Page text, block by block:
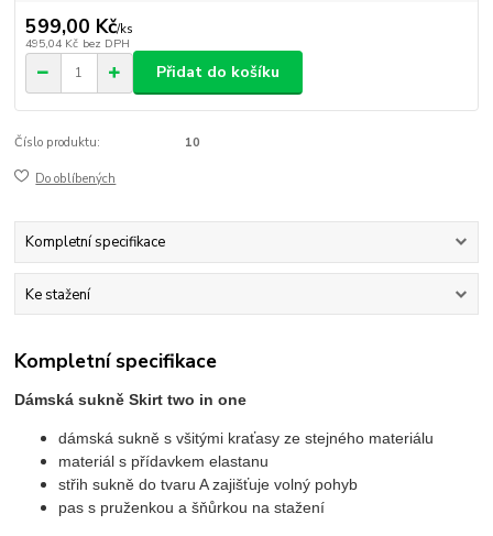
599,00 Kč/ks
495,04 Kč bez DPH
Přidat do košíku
Číslo produktu: 10
Do oblíbených
Kompletní specifikace
Ke stažení
Kompletní specifikace
Dámská sukně Skirt two in one
dámská sukně s všitými kraťasy ze stejného materiálu
materiál s přídavkem elastanu
střih sukně do tvaru A zajišťuje volný pohyb
pas s pruženkou a šňůrkou na stažení